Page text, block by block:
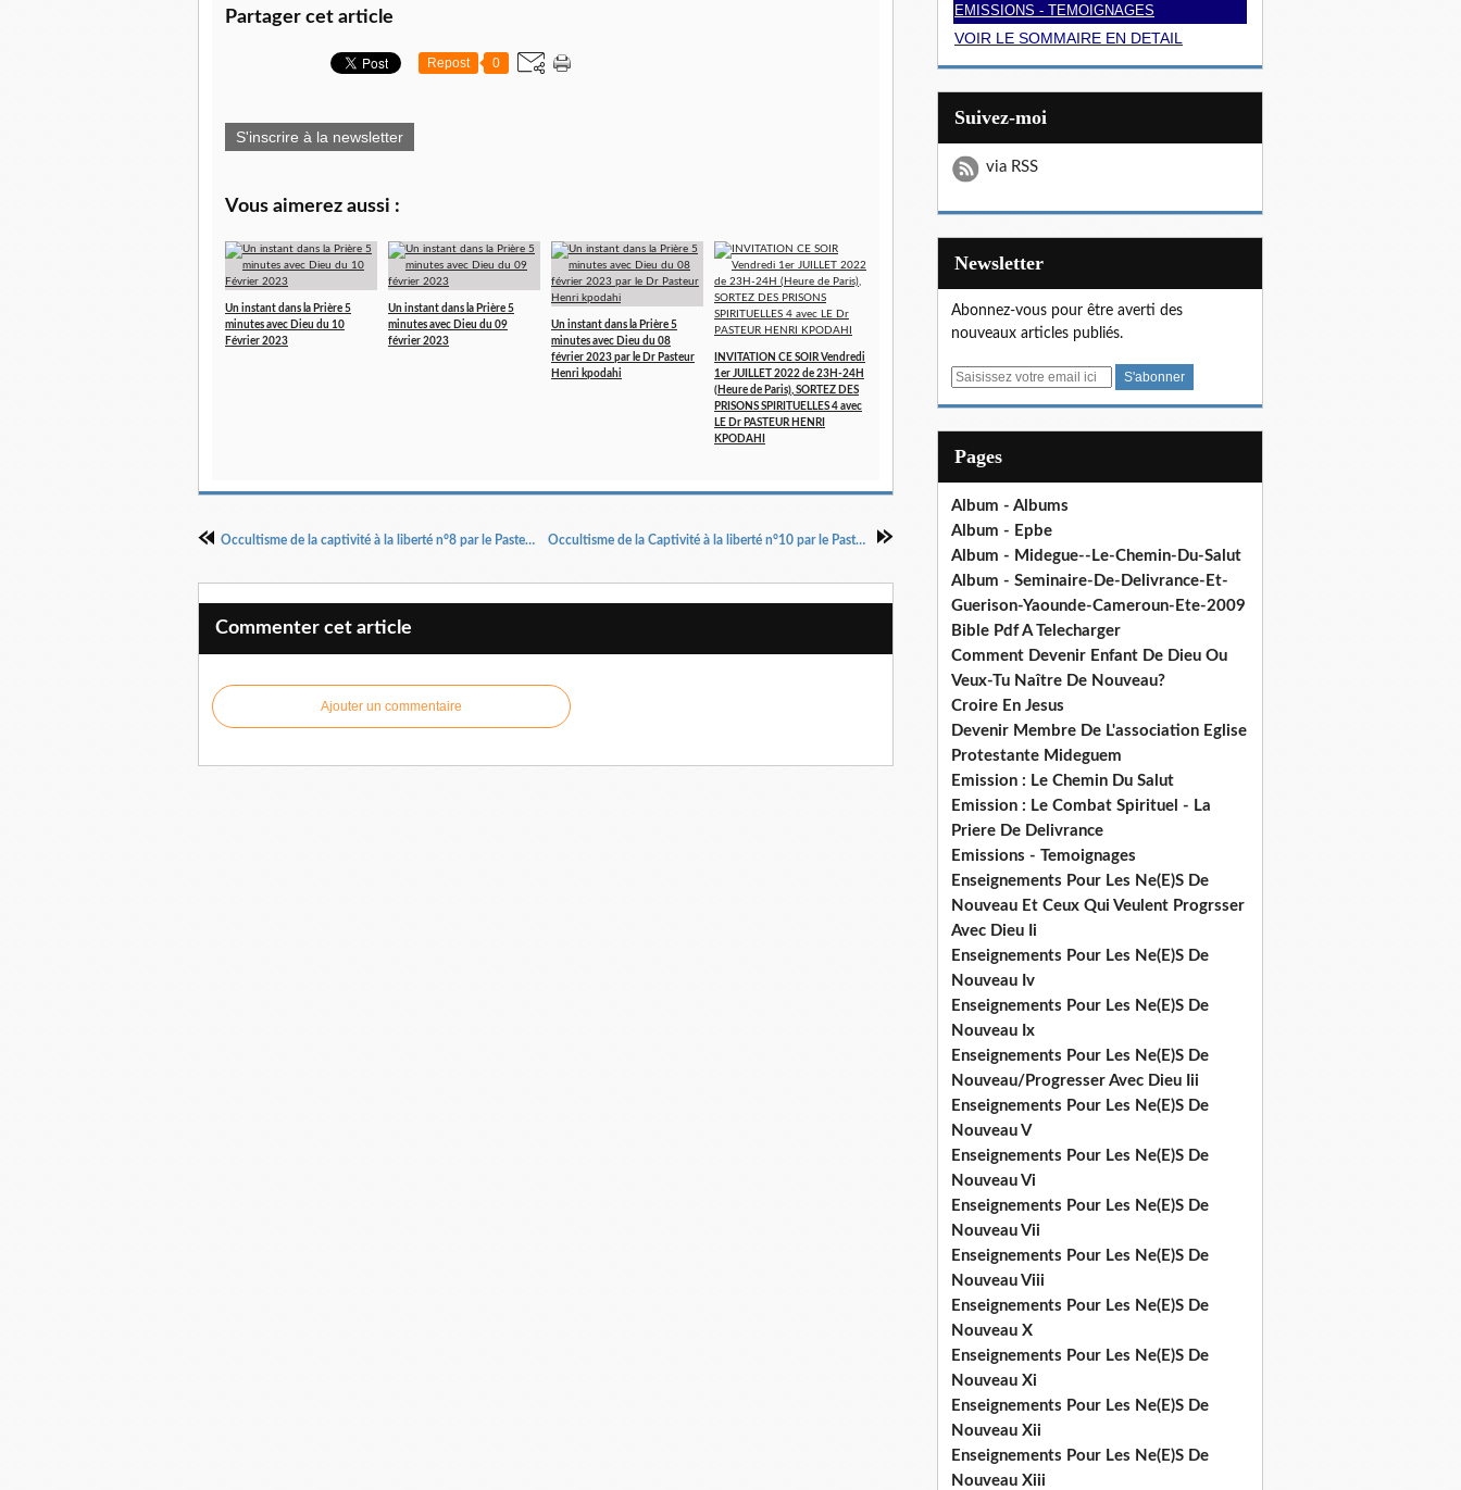
Partager cet article
Repost 0
S'inscrire à la newsletter
Vous aimerez aussi :
Un instant dans la Prière 5
minutes avec Dieu du 10
Février 2023
Un instant dans la Prière 5
minutes avec Dieu du 09
février 2023
Un instant dans la Prière 5
minutes avec Dieu du 08
février 2023 par le Dr Pasteur
Henri kpodahi
INVITATION CE SOIR Vendredi
1er JUILLET 2022 de 23H-24H
(Heure de Paris), SORTEZ DES
PRISONS SPIRITUELLES 4 avec
LE Dr PASTEUR HENRI
KPODAHI
Occultisme de la captivité à la liberté n°8 par le Pasteur Henri Kpodahi Occultisme de la Captivité à la liberté n°10 par le Pasteur Henri Kpodahi
Commenter cet article
Ajouter un commentaire
EMISSIONS - TEMOIGNAGES
VOIR LE SOMMAIRE EN DETAIL
Suivez-moi
via RSS
Newsletter
Abonnez-vous pour être averti des
nouveaux articles publiés.
E
Pages
Album - Albums
Album - Epbe
Album - Midegue--Le-Chemin-Du-Salut
Album - Seminaire-De-Delivrance-Et-
Guerison-Yaounde-Cameroun-Ete-2009
Bible Pdf A Telecharger
Comment Devenir Enfant De Dieu Ou
Veux-Tu Naître De Nouveau?
Croire En Jesus
Devenir Membre De L'association Eglise
Protestante Mideguem
Emission : Le Chemin Du Salut
Emission : Le Combat Spirituel - La
Priere De Delivrance
Emissions - Temoignages
Enseignements Pour Les Ne(E)S De
Nouveau Et Ceux Qui Veulent Progrsser
Avec Dieu Ii
Enseignements Pour Les Ne(E)S De
Nouveau Iv
Enseignements Pour Les Ne(E)S De
Nouveau Ix
Enseignements Pour Les Ne(E)S De
Nouveau/Progresser Avec Dieu Iii
Enseignements Pour Les Ne(E)S De
Nouveau V
Enseignements Pour Les Ne(E)S De
Nouveau Vi
Enseignements Pour Les Ne(E)S De
Nouveau Vii
Enseignements Pour Les Ne(E)S De
Nouveau Viii
Enseignements Pour Les Ne(E)S De
Nouveau X
Enseignements Pour Les Ne(E)S De
Nouveau Xi
Enseignements Pour Les Ne(E)S De
Nouveau Xii
Enseignements Pour Les Ne(E)S De
Nouveau Xiii